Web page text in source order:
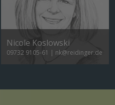
Nicole Koslowski
09732 9105-61 | nk@reidinger.de